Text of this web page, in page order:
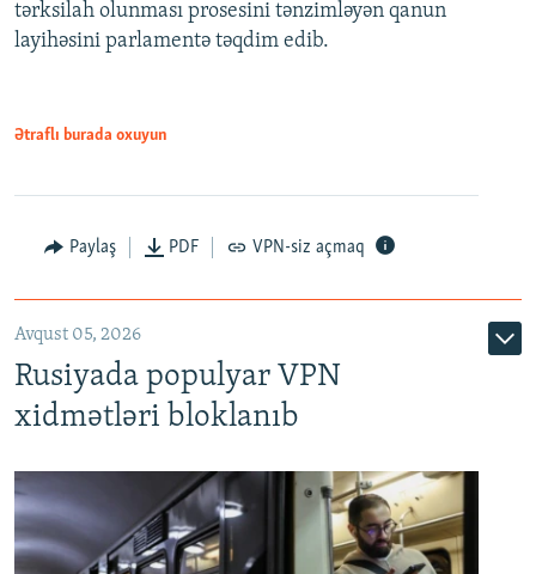
720p 1080p
tərksilah olunması prosesini tənzimləyən qanun
layihəsini parlamentə təqdim edib.
Ətraflı burada oxuyun
Paylaş PDF VPN-siz açmaq
Avqust 05, 2026
Rusiyada populyar VPN
xidmətləri bloklanıb